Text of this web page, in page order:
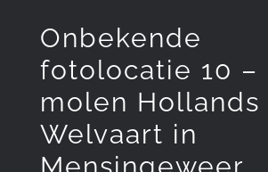
Onbekende
fotolocatie 10 –
molen Hollands
Welvaart in